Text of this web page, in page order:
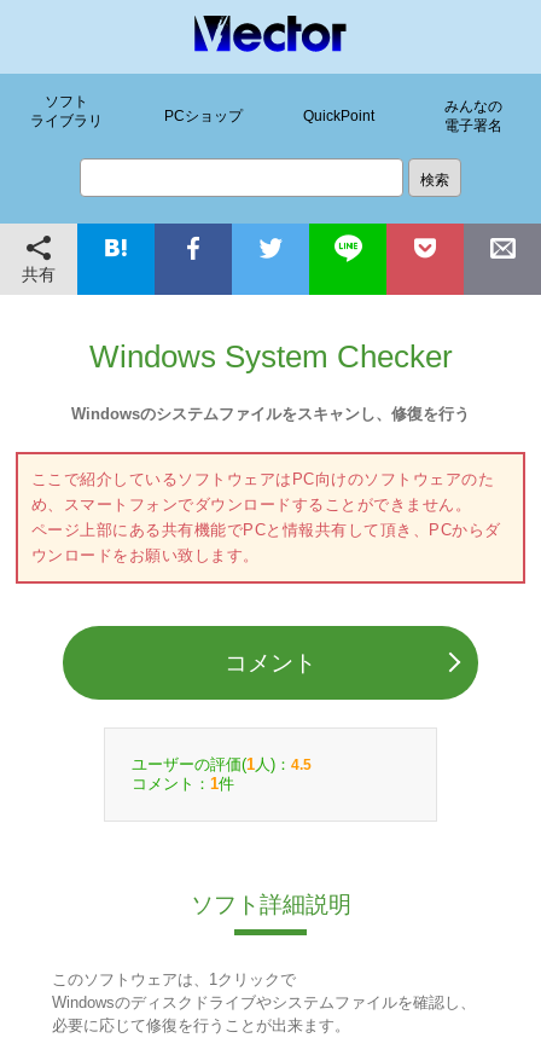
ソフト
ライブラリ
PCショップ QuickPoint
みんなの
電子署名
共有
Windows System Checker
Windowsのシステムファイルをスキャンし、修復を行う
ここで紹介しているソフトウェアはPC向けのソフトウェアのた
め、スマートフォンでダウンロードすることができません。
ページ上部にある共有機能でPCと情報共有して頂き、PCからダ
ウンロードをお願い致します。
コメント
ユーザーの評価(1 人)： 4.5
コメント： 1件
ソフト詳細説明
このソフトウェアは、1クリックで
Windowsのディスクドライブやシステムファイルを確認し、
必要に応じて修復を行うことが出来ます。